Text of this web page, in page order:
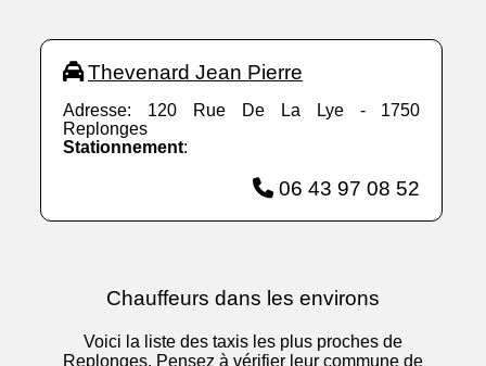
Thevenard Jean Pierre
Adresse: 120 Rue De La Lye - 1750
Replonges
Stationnement:
06 43 97 08 52
Chauffeurs dans les environs
Voici la liste des taxis les plus proches de
Replonges. Pensez à vérifier leur commune de